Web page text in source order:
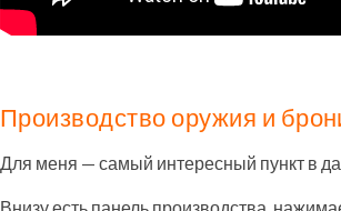
Производство оружия и
Для меня — самый интересный пункт в